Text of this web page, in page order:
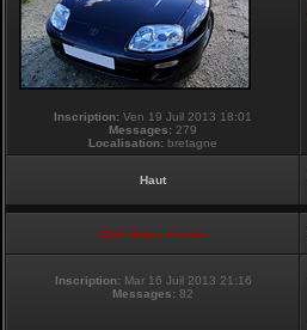
Inscription: Ven 19 Juil 2013 18:01
Messages: 279
Localisation: bretagne
Haut
Club Supra France
Inscription: Mar 16 Juil 2013 21:16
Messages: 82